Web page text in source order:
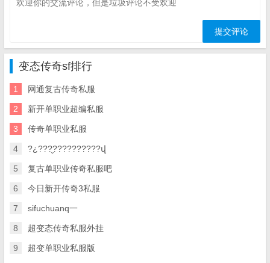
变态传奇sf排行
1 网通复古传奇私服
2 新开单职业超编私服
3 传奇单职业私服
4 ?¿???̬??????????վ
5 复古单职业传奇私服吧
6 今日新开传奇3私服
7 sifuchuanq一
8 超变态传奇私服外挂
9 超变单职业私服版